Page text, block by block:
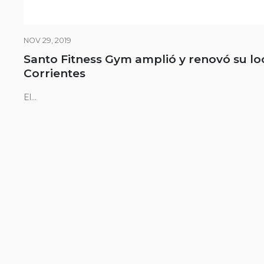
NOV 29, 2019
Santo Fitness Gym amplió y renovó su
Corrientes
El...